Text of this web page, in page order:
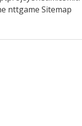
nttgame Sitemap